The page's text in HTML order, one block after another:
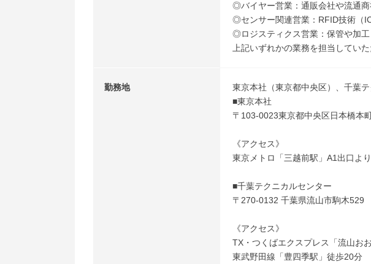
◎バイヤー営業：通販会社や流通
◎センサー関連営業：RFID技術（
◎ロジスティクス営業：保管や加
上記いずれかの業務を担当していた
勤務地
東京本社（東京都中央区）、千葉
■東京本社
〒103-0023東京都中央区日本橋本
《アクセス》
東京メトロ「三越前駅」A1出口よ
■千葉テクニカルセンター
〒270-0132 千葉県流山市駒木529
《アクセス》
TX・つくばエクスプレス「流山お
東武野田線「豊四季駅」徒歩20分